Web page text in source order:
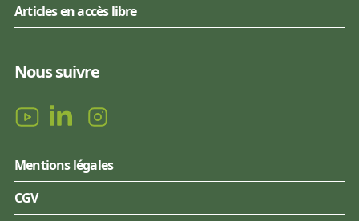
Articles en accès libre
Nous suivre
Mentions légales
CGV